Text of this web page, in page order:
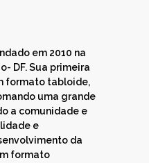
em 2010 na
DF. Sua primeira
formato tabloide,
uma grande
a comunidade e
e
da
formato